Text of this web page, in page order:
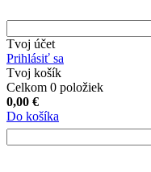
Tvoj účet
Prihlásiť sa
Tvoj košík
Celkom 0 položiek
0,00 €
Do košíka